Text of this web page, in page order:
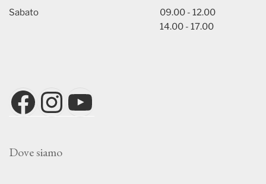
Sabato
09.00 - 12.00
14.00 - 17.00
Facebook
Instagram
YouTube
Dove siamo